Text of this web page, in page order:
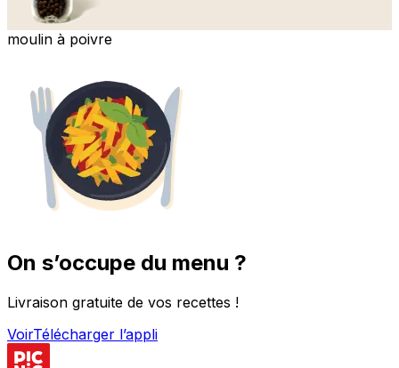
moulin à poivre
On s’occupe du menu ?
Livraison gratuite de vos recettes !
VoirTélécharger l’appli